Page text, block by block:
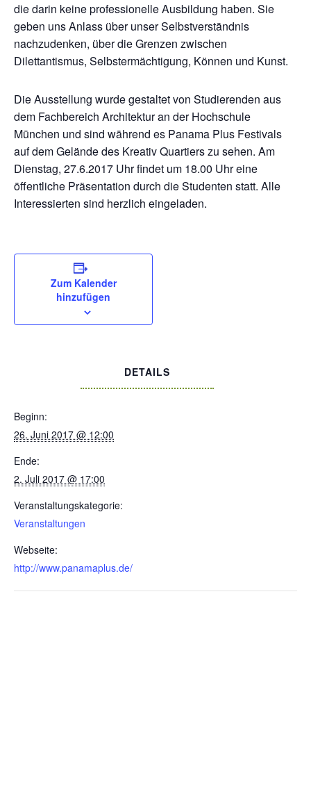
die darin keine professionelle Ausbildung haben. Sie
geben uns Anlass über unser Selbstverständnis
nachzudenken, über die Grenzen zwischen
Dilettantismus, Selbstermächtigung, Können und Kunst.
Die Ausstellung wurde gestaltet von Studierenden aus
dem Fachbereich Architektur an der Hochschule
München und sind während es Panama Plus Festivals
auf dem Gelände des Kreativ Quartiers zu sehen. Am
Dienstag, 27.6.2017 Uhr findet um 18.00 Uhr eine
öffentliche Präsentation durch die Studenten statt. Alle
Interessierten sind herzlich eingeladen.
Zum Kalender
hinzufügen
DETAILS
Beginn:
26. Juni 2017 @ 12:00
Ende:
2. Juli 2017 @ 17:00
Veranstaltungskategorie:
Veranstaltungen
Webseite:
http://www.panamaplus.de/